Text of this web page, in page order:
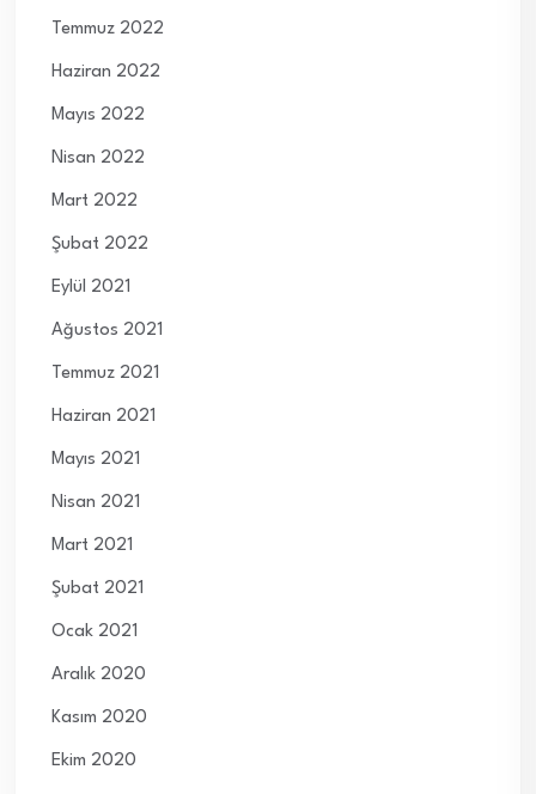
Temmuz 2022
Haziran 2022
Mayıs 2022
Nisan 2022
Mart 2022
Şubat 2022
Eylül 2021
Ağustos 2021
Temmuz 2021
Haziran 2021
Mayıs 2021
Nisan 2021
Mart 2021
Şubat 2021
Ocak 2021
Aralık 2020
Kasım 2020
Ekim 2020